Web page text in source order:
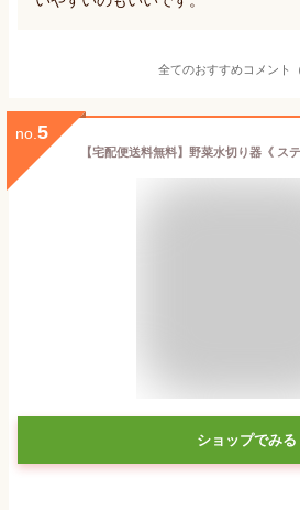
全てのおすすめコメント
no. 5
ショップでみる